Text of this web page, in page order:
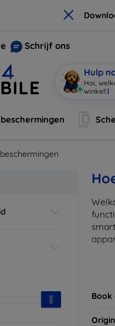
×
Schrijf ons
Hulp
Hoi,
van
Book